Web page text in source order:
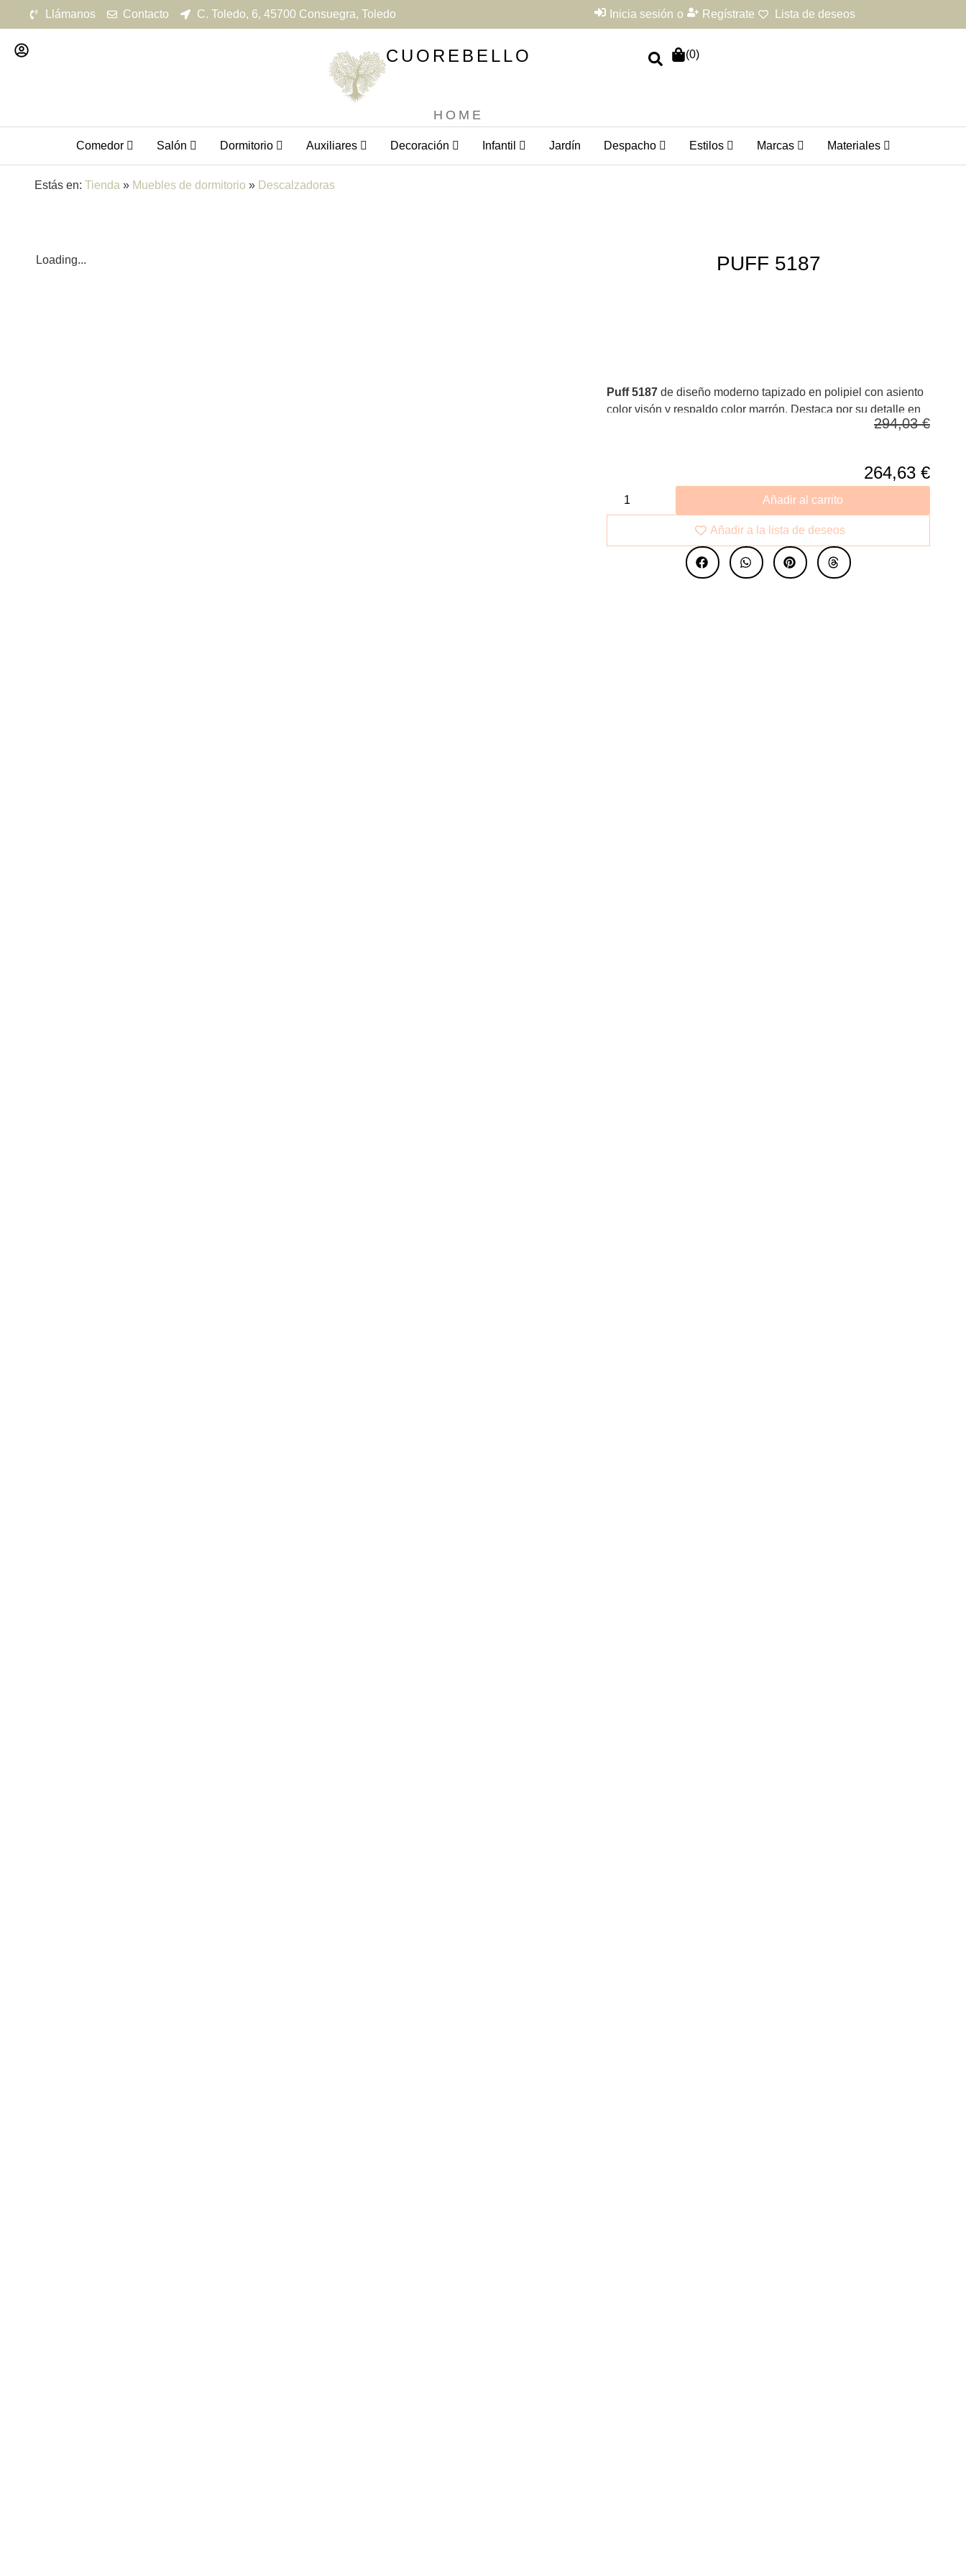
Llámanos Contacto C. Toledo, 6, 45700 Consuegra, Toledo Inicia sesión o Regístrate Lista de deseos
HOME
CUOREBELLO (0)
Comedor Salón Dormitorio Auxiliares Decoración Infantil Jardín Despacho Estilos Marcas Materiales
Estás en: Tienda » Muebles de dormitorio » Descalzadoras
Loading... PUFF 5187
Puff 5187 de diseño moderno tapizado en polipiel con asiento
color visón y respaldo color marrón. Destaca por su detalle en
acero inoxidable pulido en color dorado. Tanto por su diseño
auxiliar perfecto para su salón o zona de lectura. Un elemento
decorativo a la vez que práctico y funcional.
294,03€
264,63 €
Añadir al carrito
Añadir a la lista de deseos